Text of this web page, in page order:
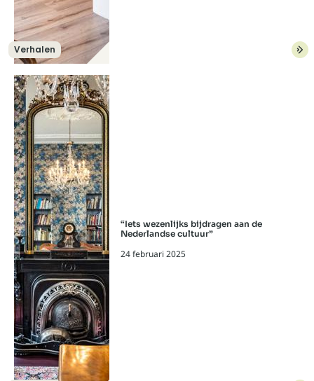
Verhalen
Lees meer over: Sterk van buiten, fijn
“Iets wezenlijks bijdragen aan de
Nederlandse cultuur”
24 februari 2025